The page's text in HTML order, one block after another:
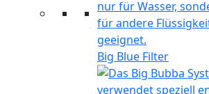
Big Blue Filter